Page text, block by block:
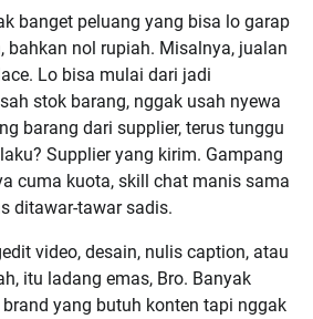
banget peluang yang bisa lo garap
bahkan nol rupiah. Misalnya, jualan
Lo bisa mulai dari jadi
stok barang, nggak usah nyewa
barang dari supplier, terus tunggu
Supplier yang kirim. Gampang
cuma kuota, skill chat manis sama
ditawar-tawar sadis.
video, desain, nulis caption, atau
itu ladang emas, Bro. Banyak
yang butuh konten tapi nggak